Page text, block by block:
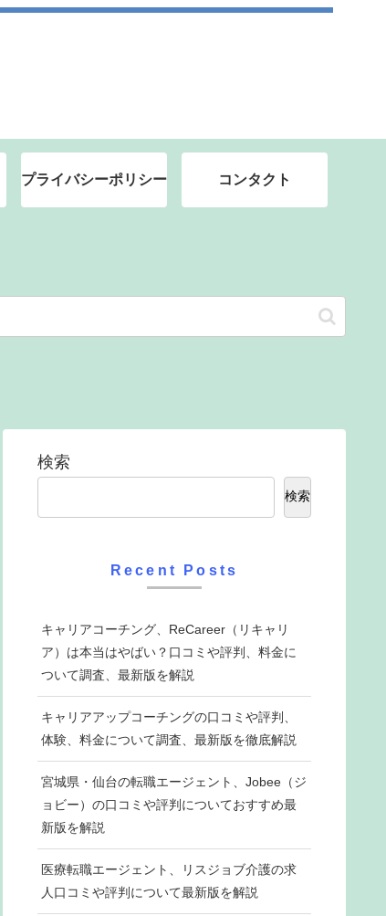
プライバシーポリシー コンタクト
検索
検索
Recent Posts
キャリアコーチング、ReCareer（リキャリ
ア）は本当はやばい？口コミや評判、料金に
ついて調査、最新版を解説
キャリアアップコーチングの口コミや評判、
体験、料金について調査、最新版を徹底解説
宮城県・仙台の転職エージェント、Jobee（ジ
ョビー）の口コミや評判についておすすめ最
新版を解説
医療転職エージェント、リスジョブ介護の求
人口コミや評判について最新版を解説